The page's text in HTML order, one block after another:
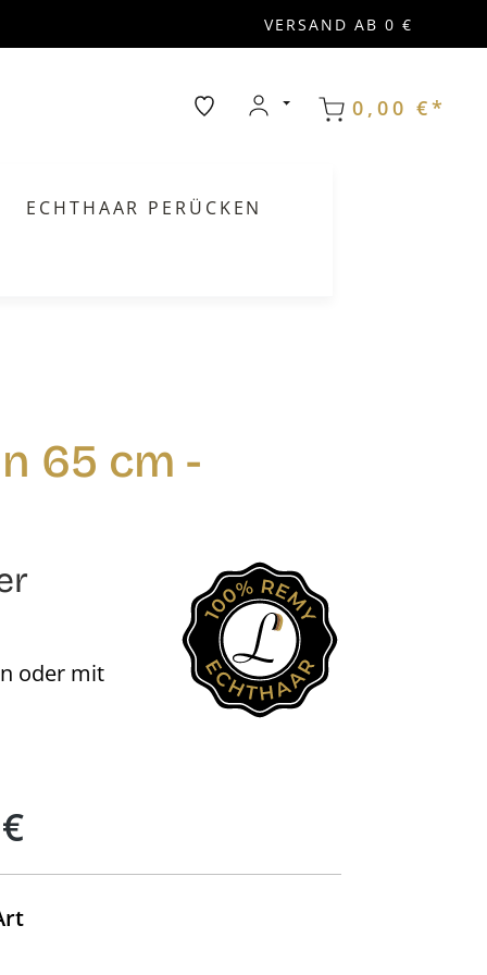
VERSAND AB 0 €
0,00 €*
ECHTHAAR PERÜCKEN
65 cm -
oder mit
auswählen